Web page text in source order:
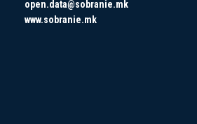
open.data@sobranie.mk
www.sobranie.mk